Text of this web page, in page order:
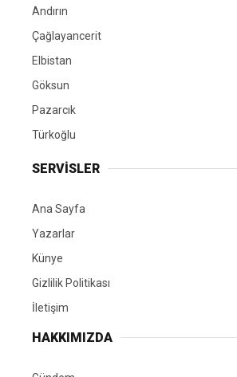
Andırın
Çağlayancerit
Elbistan
Göksun
Pazarcık
Türkoğlu
SERVİSLER
Ana Sayfa
Yazarlar
Künye
Gizlilik Politikası
İletişim
HAKKIMIZDA